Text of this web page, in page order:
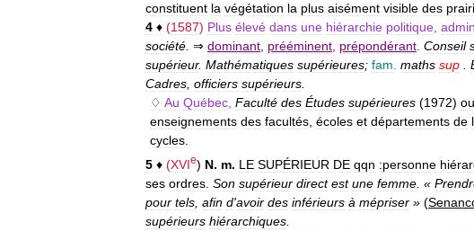
constituent la végétation la plus aisément visible des
4 ♦ (1587) Plus élevé dans une hiérarchie politique
société ⇒ dominant prééminent prépondérant Conseil
supérieur. Mathématiques supérieures; fam maths sup
Cadres officiers supérieurs
♢ Au Québec Faculté des Études supérieures (1972) ou
enseignements des facultés écoles et départements de l
cycles
5 ♦ (XVIe) N. m. LE SUPÉRIEUR DE qqn :personne
ses ordres Son supérieur direct est une femme . «
pour tels afin d'avoir des inférieurs à mépriser » (
supérieurs hiérarchiques